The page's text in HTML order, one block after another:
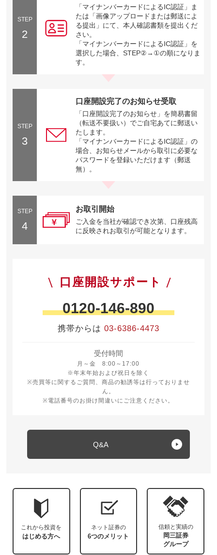
STEP
2
「マイナンバーカードによるIC認証」ま
たは「画像アップロードまたは郵送によ
る提出」にて、本人確認書類を提出くだ
さい。
「マイナンバーカードによるIC認証」を
選択した場合、STEP②→①の順になりま
す。
STEP
3
口座開設完了のお知らせ受取
「口座開設完了のお知らせ」を簡易書留
（転送不要扱い）でご自宅あてに郵送い
たします。
「マイナンバーカードによるIC認証」の
場合、お知らせメールから取引に必要な
パスワードを登録いただけます（郵送
無）。
STEP
4
お取引開始
ご入金を当社が確認でき次第、口座残高
に反映されお取引が可能となります。
口座開設サポート
0120-146-890
携帯からは 03-6386-4473
受付時間
月～金 8:00～17:00
月曜日から金曜日 8時から17時
※年末年始および祝日を除く
※売買等に関するご質問、商品の勧誘等は行っておりませ
ん。
※電話番号のお掛け間違いにご注意ください。
Q&A
これから投資を
はじめる方へ
ネット証券の
6つのメリット
信頼と実績の
岡三証券
グループ